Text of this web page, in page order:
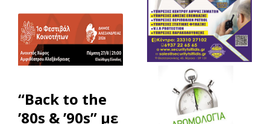
“Back to the
’80s & ’90s” με